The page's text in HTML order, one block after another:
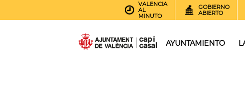
VALENCIA
AL
MINUTO
GOBIERNO
ABIERTO
AYUNTAMIENTO